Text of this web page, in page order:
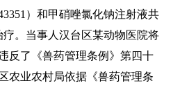
）和甲硝唑氯化钠注射液共
。当事人汉台区某动物医院将
反了《兽药管理条例》第四十
农业农村局依据《兽药管理条